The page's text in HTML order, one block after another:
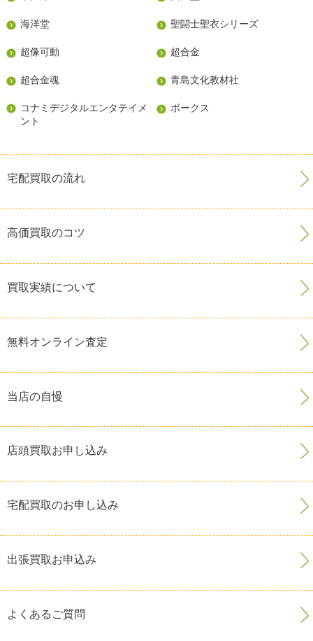
海洋堂 聖闘士聖衣シリーズ
超像可動 超合金
超合金魂 青島文化教材社
コナミデジタルエンタテイメ
ント
ボークス
宅配買取の流れ
高価買取のコツ
買取実績について
無料オンライン査定
当店の自慢
店頭買取お申し込み
宅配買取のお申し込み
出張買取お申込み
よくあるご質問